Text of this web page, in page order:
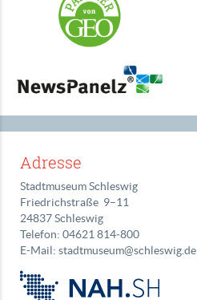
Adresse
Stadtmuseum Schleswig
Friedrichstraße 9–11
24837 Schleswig
Telefon: 04621 814‑800
E-Mail: stadtmuseum@schleswig.de